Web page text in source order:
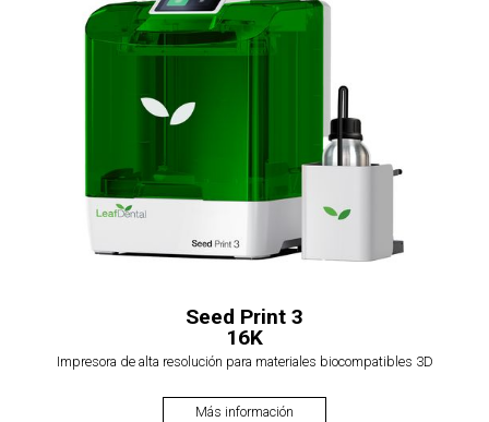
Seed Print 3
16K
Impresora de alta resolución para materiales biocompatibles 3D
Más información